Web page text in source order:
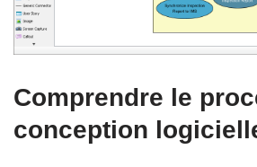
Comprendre le
conception